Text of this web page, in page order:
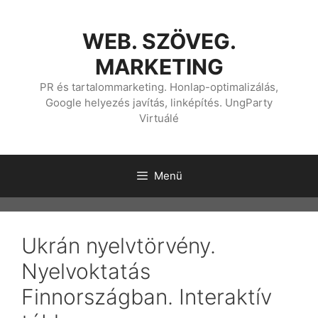
WEB. SZÖVEG.
MARKETING
PR és tartalommarketing. Honlap-optimalizálás,
Google helyezés javítás, linképítés. UngParty
Virtuálé
Menü
Ukrán nyelvtörvény.
Nyelvoktatás
Finnországban. Interaktív